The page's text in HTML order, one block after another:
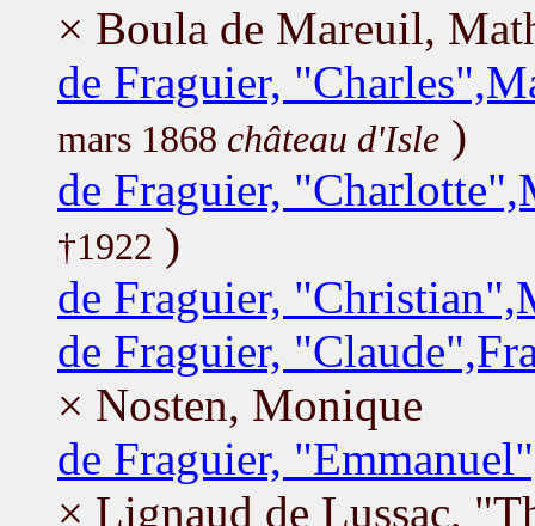
× Boula de Mareuil,
de Fraguier,
mars 1868 château d'Isle )
de Fraguier,
†1922 )
de Fraguier,
de Fraguier,
× Nosten, Monique
de Fraguier,
× Lignaud de Lussac,